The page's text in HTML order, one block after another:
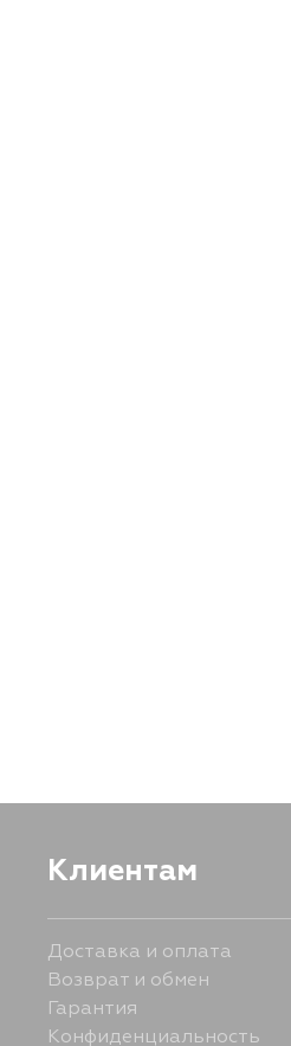
Клиентам
Доставка и оплата
Возврат и обмен
Гарантия
Конфиденциальность